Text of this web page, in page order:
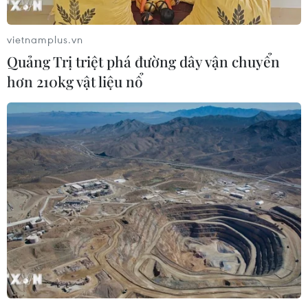
cho ngành xe điện
03/08/2026 09:46
Động đất mạnh làm rung chuyển
nhiều khu vực tại Ai Cập
03/08/2026 03:11
90 người thiệt mạng trong khủng
hoảng di cư tại Ceuta
02/08/2026 23:08
Giao tranh tại Sudan leo thang, hàng
chục dân thường thương vong
vietnamplus.vn
Quảng Trị triệt phá đường dây vận chuyển
hơn 210kg vật liệu nổ